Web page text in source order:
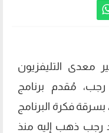
معدى التليفزيون
مُقدم برنامج
فكرة البرنامج
رجب ذهب إليه منذ